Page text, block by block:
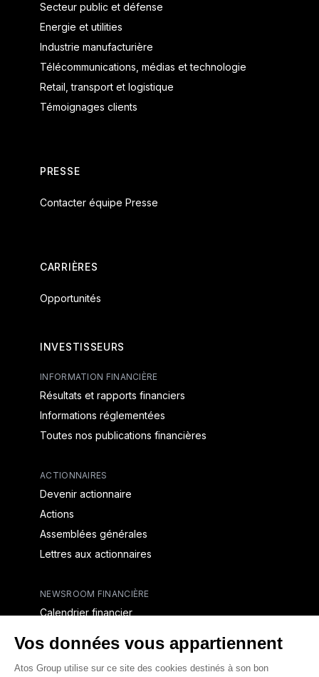
Secteur public et défense
Energie et utilities
Industrie manufacturière
Télécommunications, médias et technologie
Retail, transport et logistique
Témoignages clients
PRESSE
Contacter équipe Presse
CARRIÈRES
Opportunités
INVESTISSEURS
INFORMATION FINANCIÈRE
Résultats et rapports financiers
Informations réglementées
Toutes nos publications financières
ACTIONNAIRES
Devenir actionnaire
Actions
Assemblées générales
Lettres aux actionnaires
NEWSROOM FINANCIÈRE
Calendrier financier
CAPITAL & DETTE